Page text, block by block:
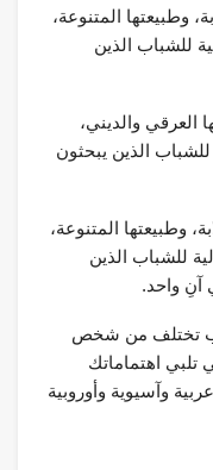
وطبيعتها المتنوعة،
للشباب الذين
العرقي والديني،
للشباب الذين يبحثون
وطبيعتها المتنوعة،
للشباب الذين
آنِ واحد.
تختلف من شخص
تلبي اهتماماتك
وآسيوية وأوروبية